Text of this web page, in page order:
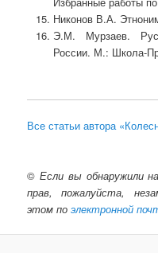
Никонов В.А.
Э.М. Мурзаев.
России. М.: Школа-
Все статьи автора
© Если вы обнаружили
прав, пожалуйста,
этом поэлектронной